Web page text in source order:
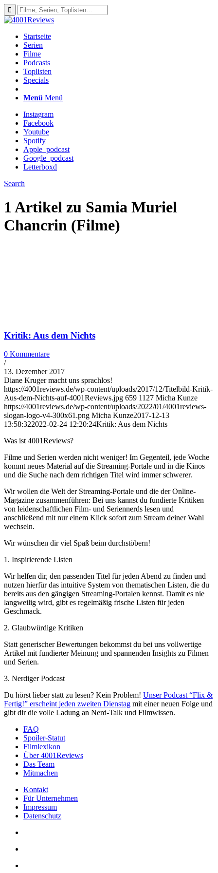
Startseite
Serien
Filme
Podcasts
Toplisten
Specials
Menü Menü
Instagram
Facebook
Youtube
Spotify
Apple_podcast
Google_podcast
Letterboxd
Search
1 Artikel zu Samia Muriel
Chancrin (Filme)
Kritik: Aus dem Nichts
0 Kommentare
/
13. Dezember 2017
Diane Kruger macht uns sprachlos!
https://4001reviews.de/wp-content/uploads/2017/12/Titelbild-Kritik-
Aus-dem-Nichts-auf-4001Reviews.jpg 659 1127 Micha Kunze
https://4001reviews.de/wp-content/uploads/2022/01/4001reviews-
slogan-logo-v4-300x61.png Micha Kunze2017-12-13
13:58:322022-02-24 12:20:24Kritik: Aus dem Nichts
Was ist 4001Reviews?
Filme und Serien werden nicht weniger! Im Gegenteil, jede Woche
kommt neues Material auf die Streaming-Portale und in die Kinos
und die Suche nach dem richtigen Titel wird immer schwerer.
Wir wollen die Welt der Streaming-Portale und die der Online-
Magazine zusammenführen: Bei uns kannst du fundierte Kritiken
von leidenschaftlichen Film- und Seriennerds lesen und
anschließend mit nur einem Klick sofort zum Stream deiner Wahl
wechseln.
Wir wünschen dir viel Spaß beim durchstöbern!
1. Inspirierende Listen
Wir helfen dir, den passenden Titel für jeden Abend zu finden und
nutzen hierfür das intuitive System von thematischen Listen, die du
bereits aus den gängigen Streaming-Portalen kennst. Damit es nie
langweilig wird, gibt es regelmäßig frische Listen für jeden
Geschmack.
2. Glaubwürdige Kritiken
Statt generischer Bewertungen bekommst du bei uns vollwertige
Artikel mit fundierter Meinung und spannenden Insights zu Filmen
und Serien.
3. Nerdiger Podcast
Du hörst lieber statt zu lesen? Kein Problem! Unser Podcast “Flix &
Fertig!” erscheint jeden zweiten Dienstag mit einer neuen Folge und
gibt dir die volle Ladung an Nerd-Talk und Filmwissen.
FAQ
Spoiler-Statut
Filmlexikon
Über 4001Reviews
Das Team
Mitmachen
Kontakt
Für Unternehmen
Impressum
Datenschutz